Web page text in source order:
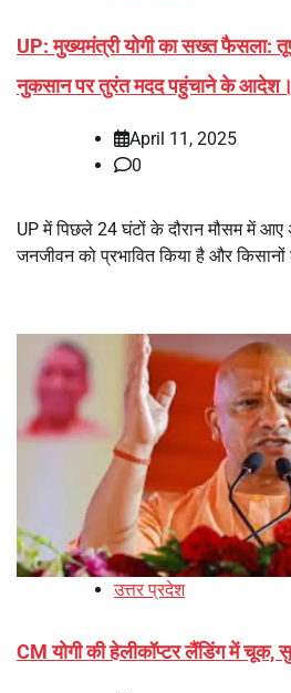
UP: मुख्यमंत्री योगी का सख्त फैसला:
नुकसान पर तुरंत मदद पहुंचाने के आदेश।
April 11, 2025
0
UP में पिछले 24 घंटों के दौरान मौसम में
जनजीवन को प्रभावित किया है और किसानों
उत्तर प्रदेश
CM योगी की हेलीकॉप्टर लैंडिंग में चूक,